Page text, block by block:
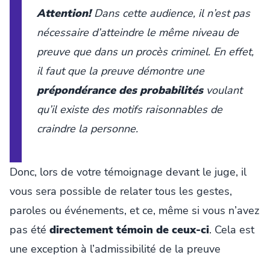
Attention!Dans cette audience, il n’est pas
nécessaire d’atteindre le même niveau de
preuve que dans un procès criminel. En effet,
il faut que la preuve démontre une
prépondérance des probabilitésvoulant
qu’il existe des motifs raisonnables de
craindre la personne.
Donc, lors de votre témoignage devant le juge, il
vous sera possible de relater tous les gestes,
paroles ou événements, et ce, même si vous n’avez
pas été directement témoin de ceux-ci. Cela est
une exception à l’admissibilité de la preuve